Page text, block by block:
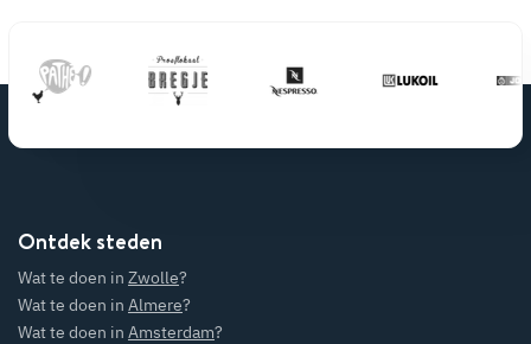
Ontdek steden
Wat te doen in Zwolle?
Wat te doen in Almere?
Wat te doen in Amsterdam?